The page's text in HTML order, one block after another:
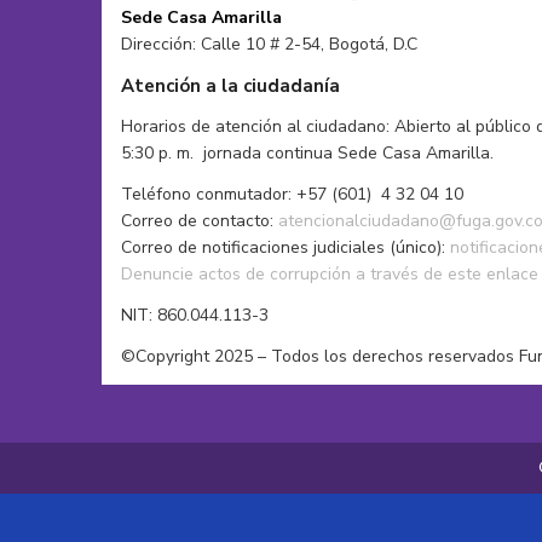
Performance
Publicidad y Comunicaciones
Teatro
Tejido
Sede Casa Amarilla
Dirección: Calle 10 # 2-54, Bogotá, D.C
Atención a la ciudadanía
Horarios de atención al ciudadano: Abierto al público
5:30 p. m. jornada continua Sede Casa Amarilla.
Teléfono conmutador: +57 (601) 4 32 04 10
Correo de contacto: atencionalciudadano@fuga.gov.co
Correo de notificaciones judiciales (único):
Denuncie actos de corrupción a través de este enlace
NIT: 860.044.113-3
©Copyright 2025 – Todos los derechos reservados